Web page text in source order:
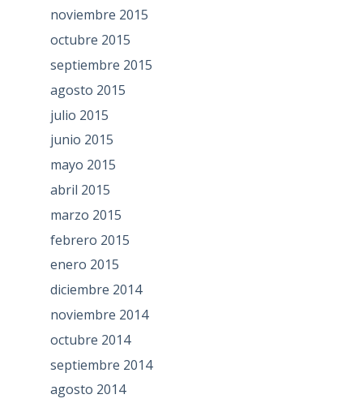
noviembre 2015
octubre 2015
septiembre 2015
agosto 2015
julio 2015
junio 2015
mayo 2015
abril 2015
marzo 2015
febrero 2015
enero 2015
diciembre 2014
noviembre 2014
octubre 2014
septiembre 2014
agosto 2014